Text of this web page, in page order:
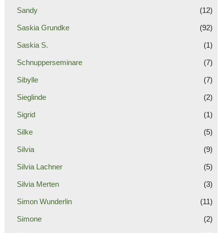
Sandy (12)
Saskia Grundke (92)
Saskia S. (1)
Schnupperseminare (7)
Sibylle (7)
Sieglinde (2)
Sigrid (1)
Silke (5)
Silvia (9)
Silvia Lachner (5)
Silvia Merten (3)
Simon Wunderlin (11)
Simone (2)